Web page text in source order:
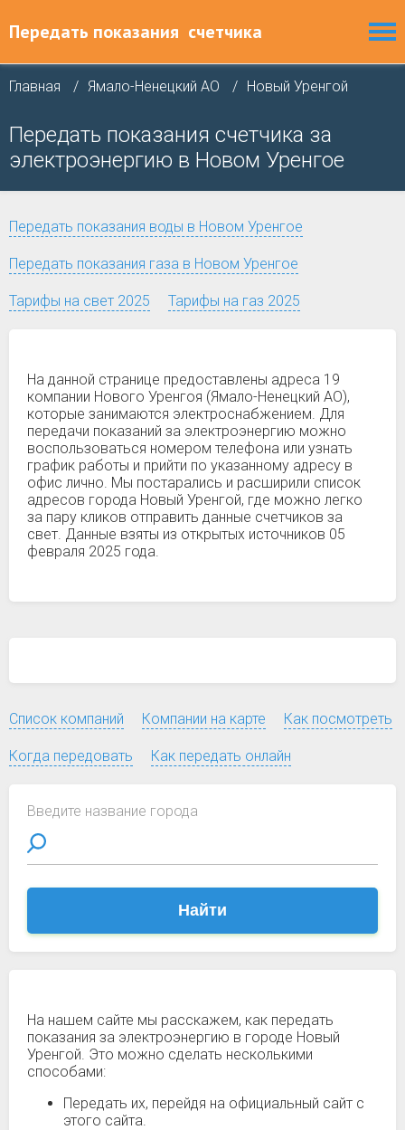
Передать показания счетчика
Главная Ямало-Ненецкий АО Новый Уренгой
Передать показания счетчика за
электроэнергию в Новом Уренгое
Передать показания воды в Новом Уренгое
Передать показания газа в Новом Уренгое
Тарифы на свет 2025 Тарифы на газ 2025
На данной странице предоставлены адреса 19
компании Нового Уренгоя (Ямало-Ненецкий АО),
которые занимаются электроснабжением. Для
передачи показаний за электроэнергию можно
воспользоваться номером телефона или узнать
график работы и прийти по указанному адресу в
офис лично. Мы постарались и расширили список
адресов города Новый Уренгой, где можно легко
за пару кликов отправить данные счетчиков за
свет. Данные взяты из открытых источников 05
февраля 2025 года.
Список компаний Компании на карте Как посмотреть
Когда передовать Как передать онлайн
Введите название города
Найти
На нашем сайте мы расскажем, как передать
показания за электроэнергию в городе Новый
Уренгой. Это можно сделать несколькими
способами:
Передать их, перейдя на официальный сайт с
этого сайта.